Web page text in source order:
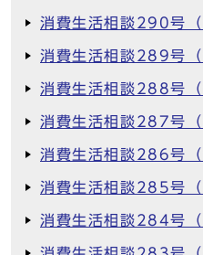
消費生活相談290号
消費生活相談289号
消費生活相談288号
消費生活相談287号
消費生活相談286号
消費生活相談285号
消費生活相談284号